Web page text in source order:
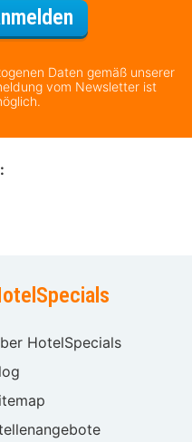
Für den
Daten gemäß unserer
vom Newsletter ist
HotelSpecials